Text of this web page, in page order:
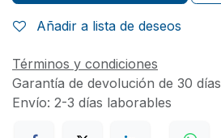
Añadir a lista de deseos
Términos y condiciones
Garantía de devolución de 30 días
Envío: 2-3 días laborables